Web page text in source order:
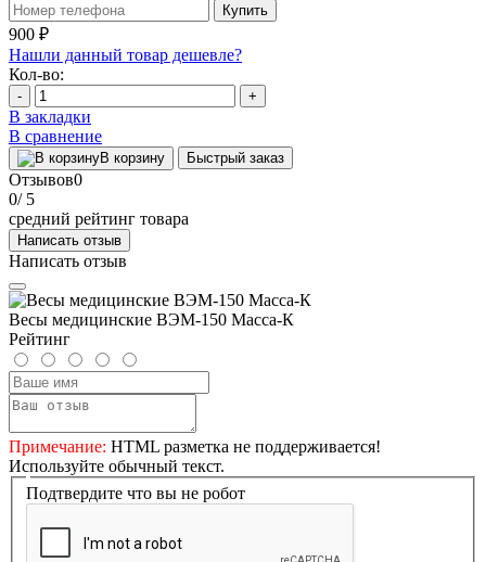
Купить
900 ₽
Нашли данный товар дешевле?
Кол-во:
- +
В закладки
В сравнение
В корзину Быстрый заказ
Отзывов0
0/ 5
средний рейтинг товара
Написать отзыв
Написать отзыв
Весы медицинские ВЭМ-150 Масса-К
Рейтинг
Примечание: HTML разметка не поддерживается!
Используйте обычный текст.
Подтвердите что вы не робот